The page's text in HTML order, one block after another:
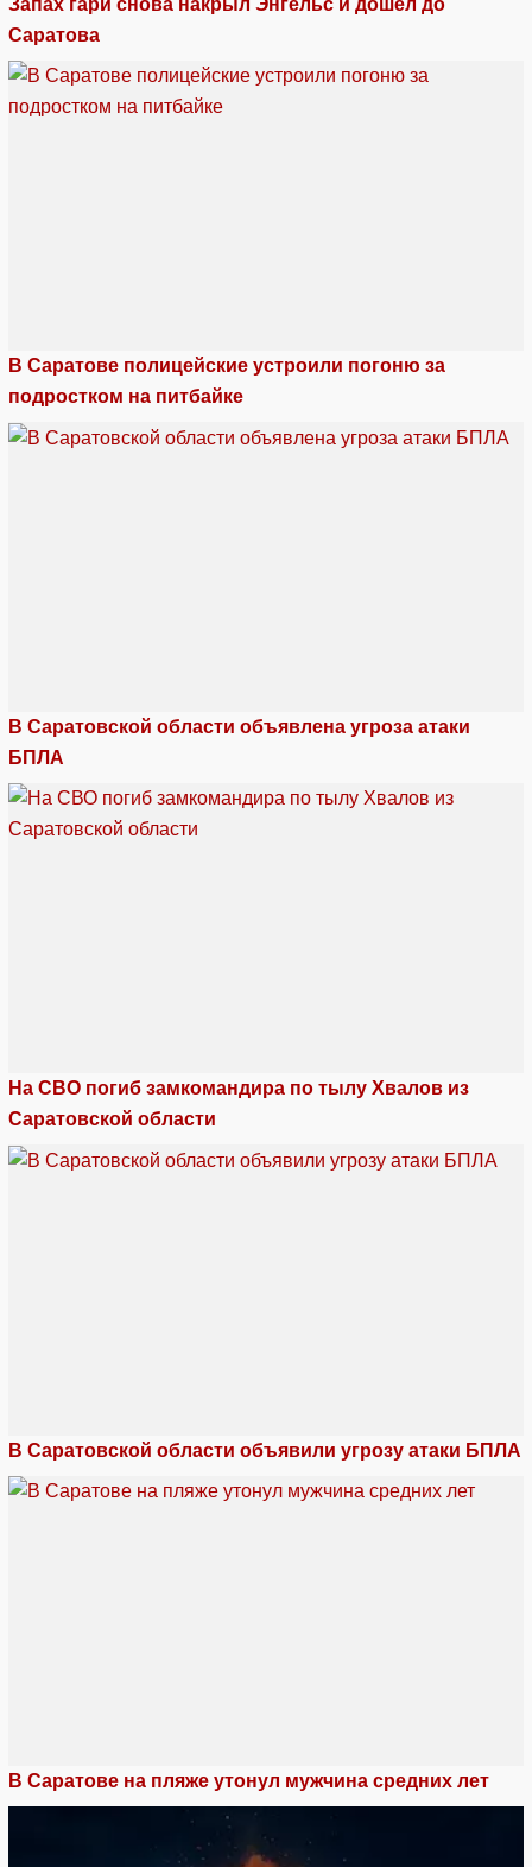
Запах гари снова накрыл Энгельс и дошел до
Саратова
В Саратове полицейские устроили погоню за
подростком на питбайке
В Саратовской области объявлена угроза атаки
БПЛА
На СВО погиб замкомандира по тылу Хвалов из
Саратовской области
В Саратовской области объявили угрозу атаки БПЛА
В Саратове на пляже утонул мужчина средних лет